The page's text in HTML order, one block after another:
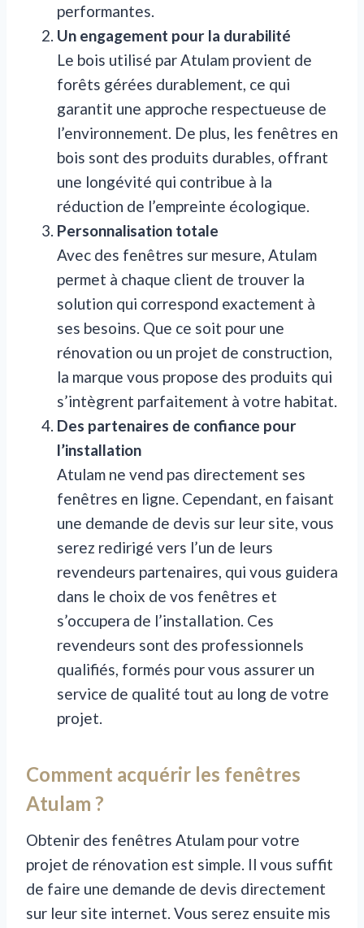
performantes.
Un engagement pour la durabilité
Le bois utilisé par Atulam provient de
forêts gérées durablement, ce qui
garantit une approche respectueuse de
l’environnement. De plus, les fenêtres en
bois sont des produits durables, offrant
une longévité qui contribue à la
réduction de l’empreinte écologique.
Personnalisation totale
Avec des fenêtres sur mesure, Atulam
permet à chaque client de trouver la
solution qui correspond exactement à
ses besoins. Que ce soit pour une
rénovation ou un projet de construction,
la marque vous propose des produits qui
s’intègrent parfaitement à votre habitat.
Des partenaires de confiance pour
l’installation
Atulam ne vend pas directement ses
fenêtres en ligne. Cependant, en faisant
une demande de devis sur leur site, vous
serez redirigé vers l’un de leurs
revendeurs partenaires, qui vous guidera
dans le choix de vos fenêtres et
s’occupera de l’installation. Ces
revendeurs sont des professionnels
qualifiés, formés pour vous assurer un
service de qualité tout au long de votre
projet.
Comment acquérir les fenêtres
Atulam ?
Obtenir des fenêtres Atulam pour votre
projet de rénovation est simple. Il vous suffit
de faire une demande de devis directement
sur leur site internet. Vous serez ensuite mis